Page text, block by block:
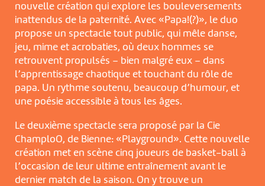
nouvelle création qui explore les bouleversements
inattendus de la paternité. Avec «Papa!(?)», le duo
propose un spectacle tout public, qui mêle danse,
jeu, mime et acrobaties, où deux hommes se
retrouvent propulsés – bien malgré eux – dans
l’apprentissage chaotique et touchant du rôle de
papa. Un rythme soutenu, beaucoup d’humour, et
une poésie accessible à tous les âges.
Le deuxième spectacle sera proposé par la Cie
ChamploO, de Bienne: «Playground». Cette nouvelle
création met en scène cinq joueurs de basket-ball à
l’occasion de leur ultime entraînement avant le
dernier match de la saison. On y trouve un